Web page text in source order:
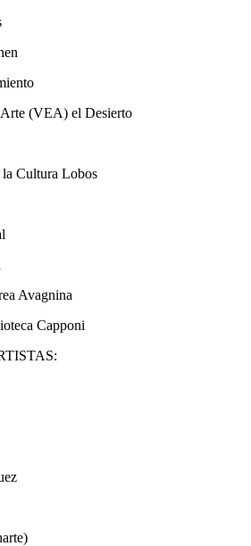
(VEA) el Desierto
Cultura Lobos
Avagnina
Capponi